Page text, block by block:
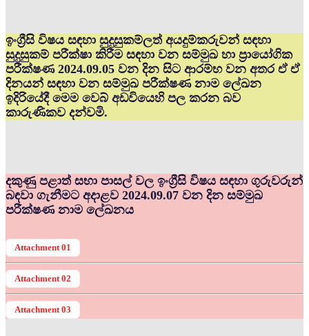
ඉංග්‍රීසි විෂය සඳහා සුදුසුකම්ලත් අයදුම්කරුවන් සඳහා
සුදුසුකම් පරීක්ෂා කිරීම සඳහා වන සම්මුඛ හා ප්‍රායෝගික
පරීක්ෂණ 2024.09.05 වන දින සිට ආරම්භ වන අතර ඒ ඒ
දිනයන් සඳහා වන සම්මුඛ පරීක්ෂණ නාම ලේඛන
ඉදිරියේදී මෙම වෙබ් අඩවියෙහි පල කරන බව
කාරුණිකව දන්වමි.
දකුණු පළාත් සභා පාසල් වල ඉංග්‍රීසි විෂය සඳහා ගුරුවරුන්
බඳවා ගැනීමට අදාළව 2024.09.07 වන දින සම්මුඛ
පරීක්ෂණ නාම ලේඛනය
Attachment 01
Attachment 02
Attachment 03